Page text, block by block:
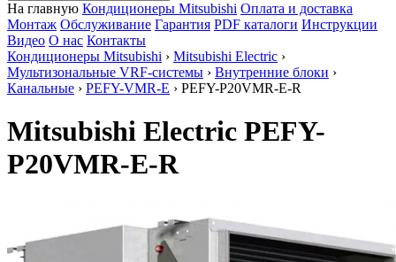
На главную Кондиционеры Mitsubishi Оплата и доставка
Монтаж Обслуживание Гарантия PDF каталоги Инструкции
Видео О нас Контакты
Кондиционеры Mitsubishi › Mitsubishi Electric ›
Мультизональные VRF-системы › Внутренние блоки ›
Канальные › PEFY-VMR-E › PEFY-P20VMR-E-R
Mitsubishi Electric PEFY-
P20VMR-E-R